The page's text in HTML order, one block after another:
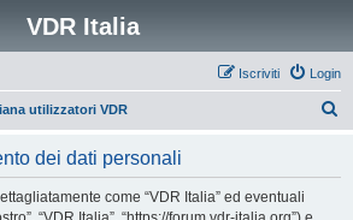
VDR Italia
Login
Iscriviti
utilizzatori VDR
dei dati personali
come “VDR Italia” ed eventuali